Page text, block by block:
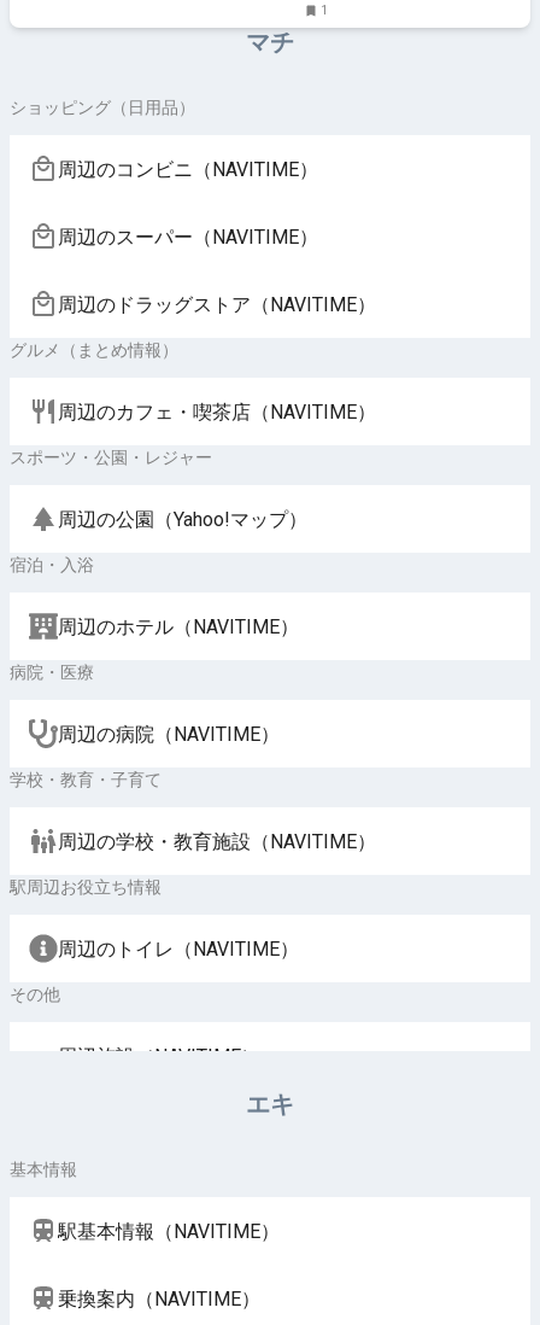
1
マチ
ショッピング（日用品）
周辺のコンビニ（NAVITIME）
周辺のスーパー（NAVITIME）
周辺のドラッグストア（NAVITIME）
グルメ（まとめ情報）
周辺のカフェ・喫茶店（NAVITIME）
スポーツ・公園・レジャー
周辺の公園（Yahoo!マップ）
宿泊・入浴
周辺のホテル（NAVITIME）
病院・医療
周辺の病院（NAVITIME）
学校・教育・子育て
周辺の学校・教育施設（NAVITIME）
駅周辺お役立ち情報
周辺のトイレ（NAVITIME）
その他
周辺施設（NAVITIME）
エキ
基本情報
駅基本情報（NAVITIME）
乗換案内（NAVITIME）